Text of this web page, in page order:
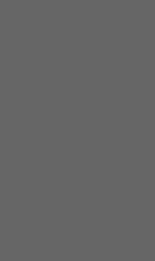
je na nasze zlecenie,
danych na podstawie
oparciu o stosowną podstawę
zbierane są przez naszych
ich przetwarzania. Możesz
umów o ich świadczenie